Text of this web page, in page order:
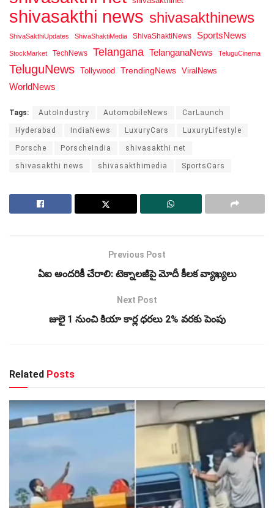
shivasakthi news shivasakthinews
ShivaSakthiUpdates ShivaShaktiMedia ShivaShaktiNews SportsNews
StockMarket TechNews Telangana TelanganaNews TeluguCinema
TeluguNews Tollywood TrendingNews ViralNews
WorldNews
Tags: AutoIndustry AutomobileNews CarLaunch
Hyderabad IndiaNews LuxuryCars LuxuryLifestyle
Porsche PorscheIndia shivasakthi net
shivasakthi news shivasakthimedia SportsCars
Previous Post
ఏఐ అందరికీ చేరాలి: టెక్నాలజీపై మోదీ కీలక వ్యాఖ్యలు
Next Post
జులై 1 నుంచి కియా కార్ల ధరలు 2% వరకు పెంపు
Related Posts